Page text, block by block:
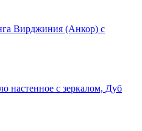
Вирджиния (Анкор) с
настенное с зеркалом, Дуб